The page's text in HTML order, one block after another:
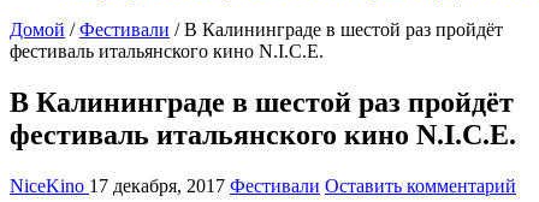
Домой / Фестивали / В Калининграде в шестой раз пройдёт
фестиваль итальянского кино N.I.C.E.
В Калининграде в шестой раз пройдёт
фестиваль итальянского кино N.I.C.E.
NiceKino 17 декабря, 2017 Фестивали Оставить комментарий